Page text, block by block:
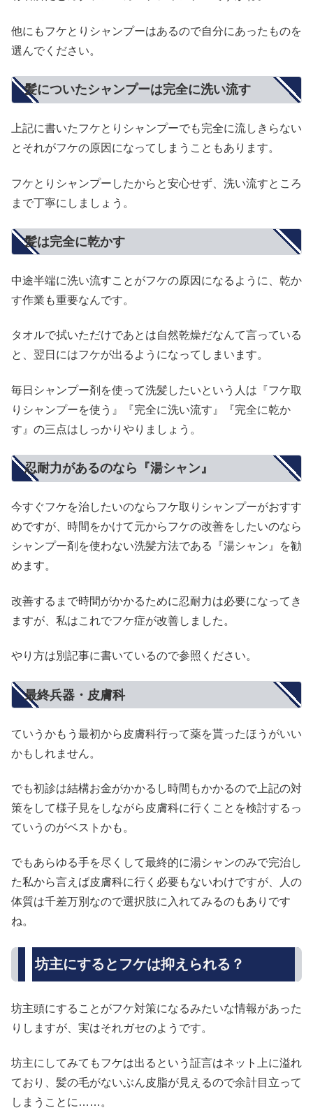
他にもフケとりシャンプーはあるので自分にあったものを
選んでください。
髪についたシャンプーは完全に洗い流す
上記に書いたフケとりシャンプーでも完全に流しきらない
とそれがフケの原因になってしまうこともあります。
フケとりシャンプーしたからと安心せず、洗い流すところ
まで丁寧にしましょう。
髪は完全に乾かす
中途半端に洗い流すことがフケの原因になるように、乾か
す作業も重要なんです。
タオルで拭いただけであとは自然乾燥だなんて言っている
と、翌日にはフケが出るようになってしまいます。
毎日シャンプー剤を使って洗髪したいという人は『フケ取
りシャンプーを使う』『完全に洗い流す』『完全に乾か
す』の三点はしっかりやりましょう。
忍耐力があるのなら『湯シャン』
今すぐフケを治したいのならフケ取りシャンプーがおすす
めですが、時間をかけて元からフケの改善をしたいのなら
シャンプー剤を使わない洗髪方法である『湯シャン』を勧
めます。
改善するまで時間がかかるために忍耐力は必要になってき
ますが、私はこれでフケ症が改善しました。
やり方は別記事に書いているので参照ください。
最終兵器・皮膚科
ていうかもう最初から皮膚科行って薬を貰ったほうがいい
かもしれません。
でも初診は結構お金がかかるし時間もかかるので上記の対
策をして様子見をしながら皮膚科に行くことを検討するっ
ていうのがベストかも。
でもあらゆる手を尽くして最終的に湯シャンのみで完治し
た私から言えば皮膚科に行く必要もないわけですが、人の
体質は千差万別なので選択肢に入れてみるのもありです
ね。
坊主にするとフケは抑えられる？
坊主頭にすることがフケ対策になるみたいな情報があった
りしますが、実はそれガセのようです。
坊主にしてみてもフケは出るという証言はネット上に溢れ
ており、髪の毛がないぶん皮脂が見えるので余計目立って
しまうことに……。